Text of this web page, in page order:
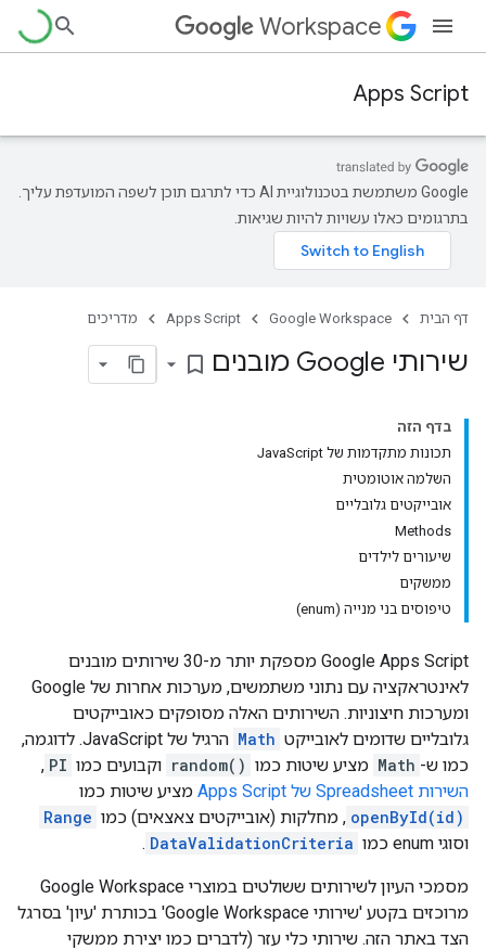
Workspace
Apps Script
‫Google משתמשת בטכנולוגיית AI כדי לתרגם תוכן לשפה המועדפת עליך.
בתרגומים כאלו עשויות להיות שגיאות.
דף הבית Google Workspace
Apps Script מדריכים
שירותי Google מובנים bookmark_border
בדף הזה
תכונות מתקדמות של JavaScript
השלמה אוטומטית
אובייקטים גלובליים
Methods
שיעורים לילדים
ממשקים
טיפוסים בני מנייה (enum)
‫Google Apps Script מספקת יותר מ-30 שירותים מובנים
לאינטראקציה עם נתוני משתמשים, מערכות אחרות של Google
ומערכות חיצוניות. השירותים האלה מסופקים כאובייקטים
גלובליים שדומים לאובייקט Math
הרגיל של JavaScript. לדוגמה,
כמו ש- Math מציע שיטות כמו random() וקבועים כמו PI
,
השירות Spreadsheet של Apps Script
מציע שיטות כמו
openById(id) , מחלקות (אובייקטים צאצאים) כמו Range
וסוגי enum כמו
DataValidationCriteria
.
מסמכי העיון לשירותים ששולטים במוצרי Google Workspace
מרוכזים בקטע 'שירותי Google Workspace' בכותרת 'עיון' בסרגל
הצד באתר הזה. שירותי כלי עזר (לדברים כמו יצירת ממשקי